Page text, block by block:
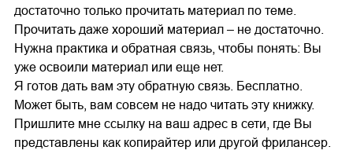
достаточно только прочитать материал по теме.
Прочитать даже хороший материал – не достаточно.
Нужна практика и обратная связь, чтобы понять: Вы
уже освоили материал или еще нет.
Я готов дать вам эту обратную связь. Бесплатно.
Может быть, вам совсем не надо читать эту книжку.
Пришлите мне ссылку на ваш адрес в сети, где Вы
представлены как копирайтер или другой фрилансер.